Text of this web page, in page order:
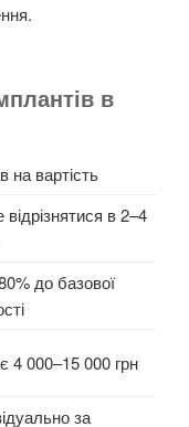
в
на вартість
в 2–4
до базової
4 000–15 000 грн
за